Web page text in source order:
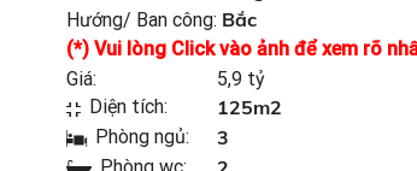
Hướng/ Ban công: Bắc
(*) Vui lòng Click vào ảnh để xem rõ
Giá:
5,9 tỷ
Diện tích:
125m2
Phòng ngủ: 3